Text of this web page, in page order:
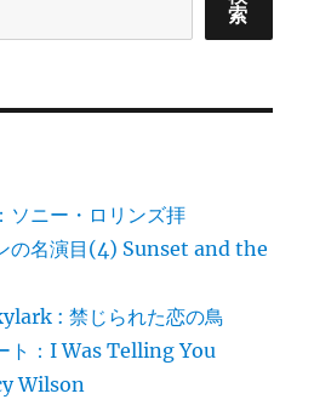
索
ソニー・ロリンズ拝
の名演目(4) Sunset and the
: 禁じられた恋の鳥
ト：I Was Telling You
Wilson